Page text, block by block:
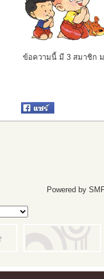
ข้อความนี้ มี 3 สมาชิก
Powered by